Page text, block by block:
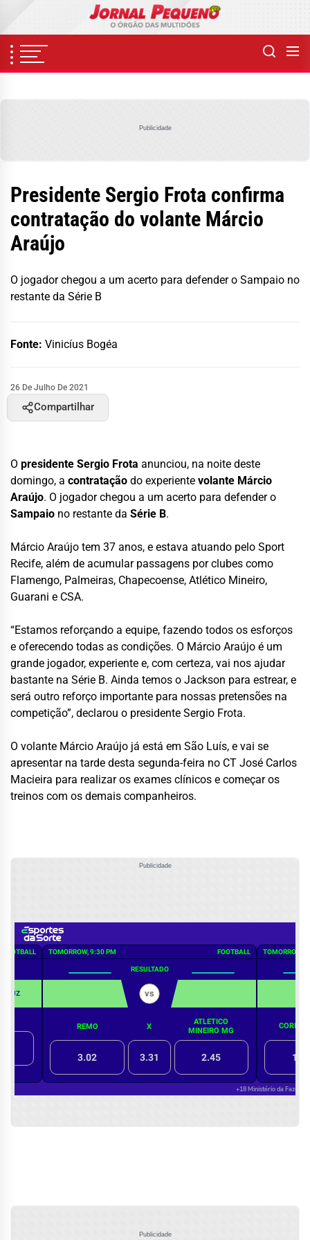
content
Publicidade
Presidente Sergio Frota confirma
contratação do volante Márcio
Araújo
O jogador chegou a um acerto para defender o Sampaio no
restante da Série B
Fonte: Vinicíus Bogéa
26 De Julho De 2021
Compartilhar
O presidente Sergio Frota anunciou, na noite deste
domingo, a contratação do experiente volante Márcio
Araújo. O jogador chegou a um acerto para defender o
Sampaio no restante da Série B.
Márcio Araújo tem 37 anos, e estava atuando pelo Sport
Recife, além de acumular passagens por clubes como
Flamengo, Palmeiras, Chapecoense, Atlético Mineiro,
Guarani e CSA.
“Estamos reforçando a equipe, fazendo todos os esforços
e oferecendo todas as condições. O Márcio Araújo é um
grande jogador, experiente e, com certeza, vai nos ajudar
bastante na Série B. Ainda temos o Jackson para estrear, e
será outro reforço importante para nossas pretensões na
competição”, declarou o presidente Sergio Frota.
O volante Márcio Araújo já está em São Luís, e vai se
apresentar na tarde desta segunda-feira no CT José Carlos
Macieira para realizar os exames clínicos e começar os
treinos com os demais companheiros.
Publicidade
Publicidade